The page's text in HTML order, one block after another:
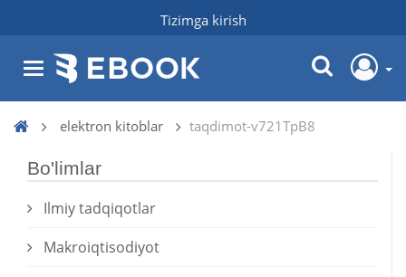
Tizimga kirish
elektron kitoblar taqdimot-v721TpB8
Bo'limlar
Ilmiy tadqiqotlar
Makroiqtisodiyot